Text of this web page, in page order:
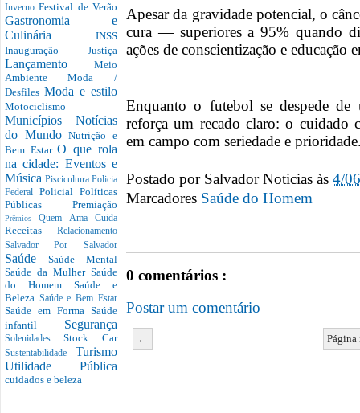
InvernoFestival de Verão
Gastronomia e
Culinária INSS
Inauguração Justiça
Lançamento Meio
AmbienteModa /
Desfiles Moda e estilo
Motociclismo
Municípios Notícias
do MundoNutrição e
Bem EstarO que rola
na cidade: Eventos e
Música Piscicultura Policia
Federal Policial Políticas
Públicas Premiação
PrêmiosQuem Ama Cuida
Receitas Relacionamento
Salvador Por Salvador
Saúde Saúde Mental
Saúde da Mulher Saúde
do Homem Saúde e
Beleza Saúde e Bem Estar
Saúde em Forma Saúde
infantil Segurança
SolenidadesStock Car
Sustentabilidade Turismo
Utilidade Pública
cuidados e beleza
Apesar da gravidade potencial, o
cura — superiores a 95% quando
ações de conscientização e educação
Enquanto o futebol se despede
reforça um recado claro: o cuidado
em campo com seriedade e
Postado por Salvador Noticias às 4/
Marcadores Saúde do Homem
0 comentários :
Postar um comentário
←